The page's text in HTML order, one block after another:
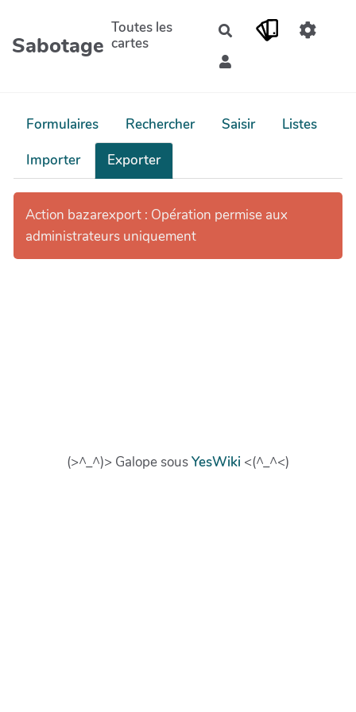
Aller au contenu principal
Sabotage
Toutes les
cartes
Rechercher
Formulaires Rechercher Saisir
Listes
Importer
Exporter
Action bazarexport : Opération permise aux
administrateurs uniquement
(>^_^)> Galope sousYesWiki <(^_^<)